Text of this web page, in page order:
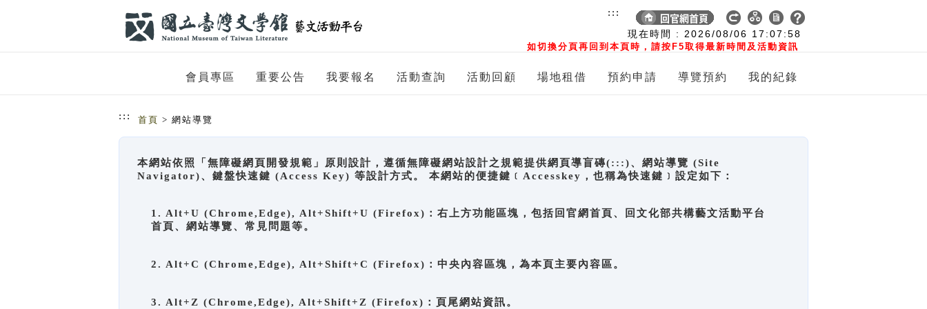
現在時間 : 2026/08/06 17:07:58
如切換分頁再回到本頁時，請按F5取得最新時間及活動資訊
:::
會員專區 重要公告 我要報名 活動查詢 活動回顧 場地租借 預約申請 導覽預約 我的紀錄
::: 首頁 > 網站導覽
本網站依照「無障礙網頁開發規範」原則設計，遵循無障礙網站設計之規範提供網頁導盲磚(:::)、網站導覽 (Site
Navigator)、鍵盤快速鍵 (Access Key) 等設計方式。 本網站的便捷鍵﹝Accesskey，也稱為快速鍵﹞設定如下：
1. Alt+U (Chrome,Edge), Alt+Shift+U (Firefox)：右上方功能區塊，包括回官網首頁、回文化部共構藝文活動平台
首頁、網站導覽、常見問題等。
2. Alt+C (Chrome,Edge), Alt+Shift+C (Firefox)：中央內容區塊，為本頁主要內容區。
3. Alt+Z (Chrome,Edge), Alt+Shift+Z (Firefox)：頁尾網站資訊。